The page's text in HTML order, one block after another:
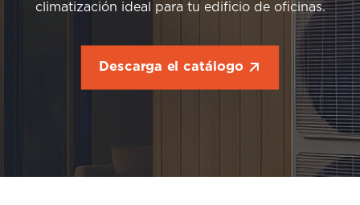
climatización ideal para tu edificio de oficinas.
Descarga el catálogo